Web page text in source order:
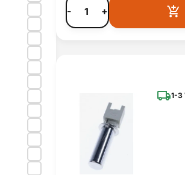
- +
1-3